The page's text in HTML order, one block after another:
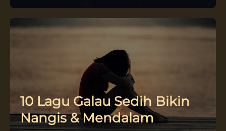
10 Lagu Galau Sedih Bikin
Nangis & Mendalam